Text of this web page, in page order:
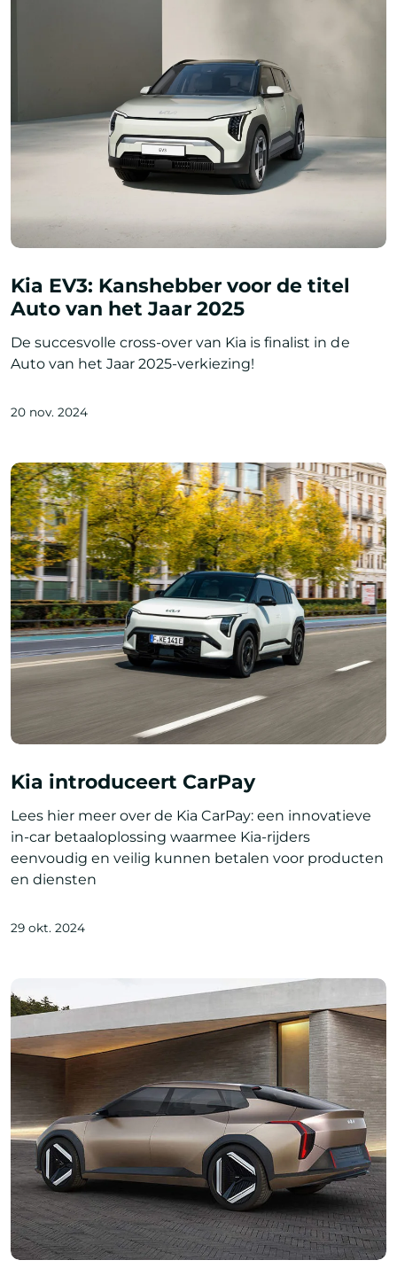
Kia EV3: Kanshebber voor de titel
Auto van het Jaar 2025
De succesvolle cross-over van Kia is finalist in de
Auto van het Jaar 2025-verkiezing!
20 nov. 2024
Kia introduceert CarPay
Lees hier meer over de Kia CarPay: een innovatieve
in-car betaaloplossing waarmee Kia-rijders
eenvoudig en veilig kunnen betalen voor producten
en diensten
29 okt. 2024